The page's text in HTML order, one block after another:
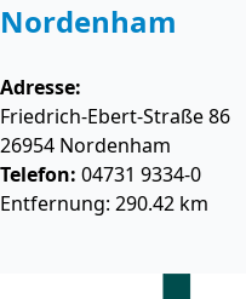
Nordenham
Adresse:
Friedrich-Ebert-Straße 86
26954 Nordenham
Telefon: 04731 9334-0
Entfernung: 290.42 km